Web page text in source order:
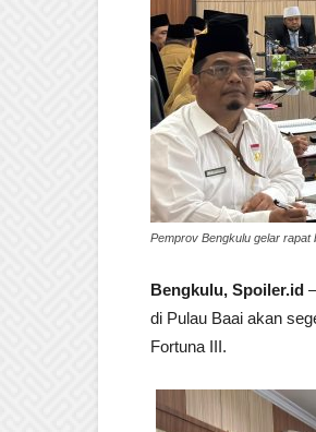
Pemprov Bengkulu gelar rapat
Bengkulu, Spoiler.id
di Pulau Baai akan
Fortuna III.